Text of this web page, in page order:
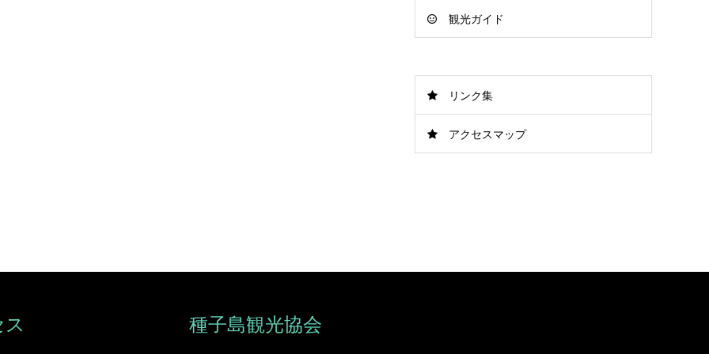
観光ガイド
リンク集
アクセスマップ
種子島観光協会